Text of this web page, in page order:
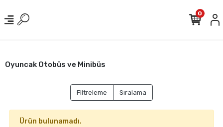
0
Oyuncak Otobüs ve Minibüs
Filtreleme Sıralama
Ürün bulunamadı.